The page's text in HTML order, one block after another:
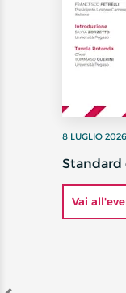
8 LUGLIO 2026
Standard
Vai